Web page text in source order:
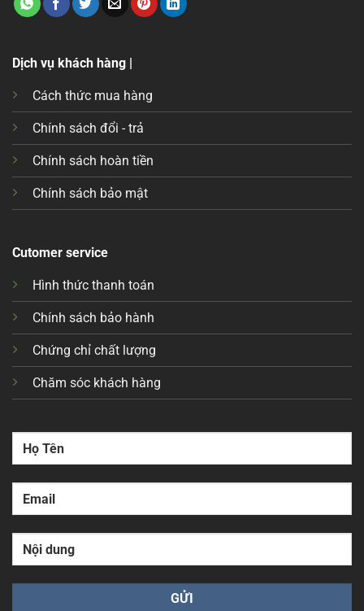
Dịch vụ khách hàng |
Cách thức mua hàng
Chính sách đổi - trả
Chính sách hoàn tiền
Chính sách bảo mật
Cutomer service
Hình thức thanh toán
Chính sách bảo hành
Chứng chỉ chất lượng
Chăm sóc khách hàng